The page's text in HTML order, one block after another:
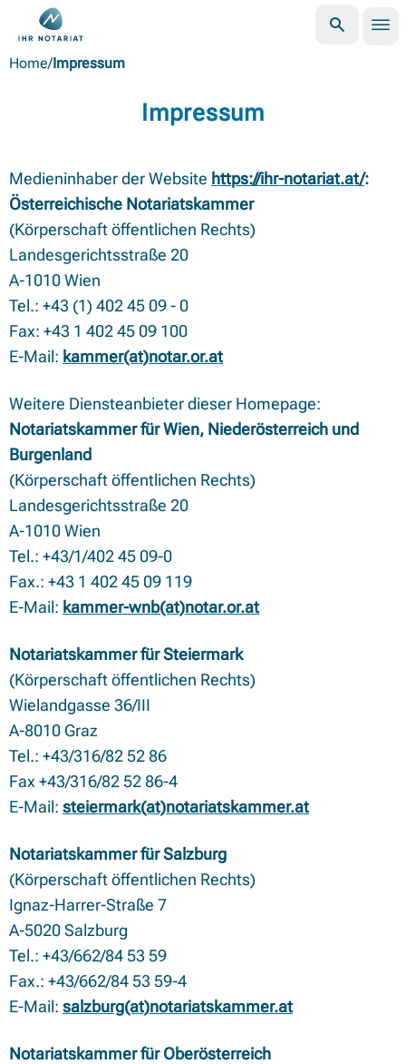
Zurück zur Startseite der Österreichischen Notariatskammer.
Suche
Home/Impressum
Impressum
Medieninhaber der Website https://ihr-notariat.at/:
Österreichische Notariatskammer
(Körperschaft öffentlichen Rechts)
Landesgerichtsstraße 20
A-1010 Wien
Tel.: +43 (1) 402 45 09 - 0
Fax: +43 1 402 45 09 100
E-Mail: kammer(at)notar.or.at
Weitere Diensteanbieter dieser Homepage:
Notariatskammer für Wien, Niederösterreich und
Burgenland
(Körperschaft öffentlichen Rechts)
Landesgerichtsstraße 20
A-1010 Wien
Tel.: +43/1/402 45 09-0
Fax.: +43 1 402 45 09 119
E-Mail: kammer-wnb(at)notar.or.at
Notariatskammer für Steiermark
(Körperschaft öffentlichen Rechts)
Wielandgasse 36/III
A-8010 Graz
Tel.: +43/316/82 52 86
Fax +43/316/82 52 86-4
E-Mail: steiermark(at)notariatskammer.at
Notariatskammer für Salzburg
(Körperschaft öffentlichen Rechts)
Ignaz-Harrer-Straße 7
A-5020 Salzburg
Tel.: +43/662/84 53 59
Fax.: +43/662/84 53 59-4
E-Mail: salzburg(at)notariatskammer.at
Notariatskammer für Oberösterreich